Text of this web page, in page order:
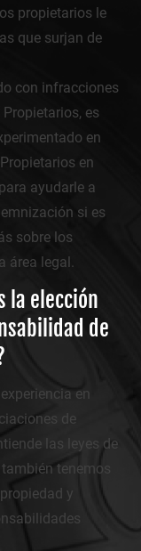
propietarios le
que surjan de
con infracciones
es
en
en
ayudarle a
si es
sobre los
área legal.
la elección
de
en
de
las leyes de
tenemos
y